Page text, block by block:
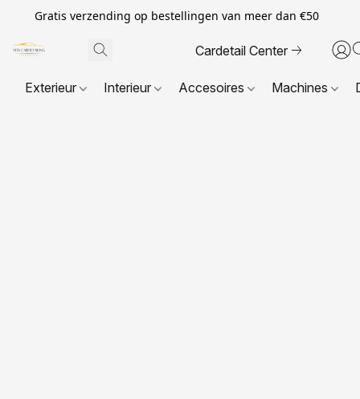
Gratis verzending op bestellingen van meer dan €50
Cardetail Center
Exterieur Interieur Accesoires Machines